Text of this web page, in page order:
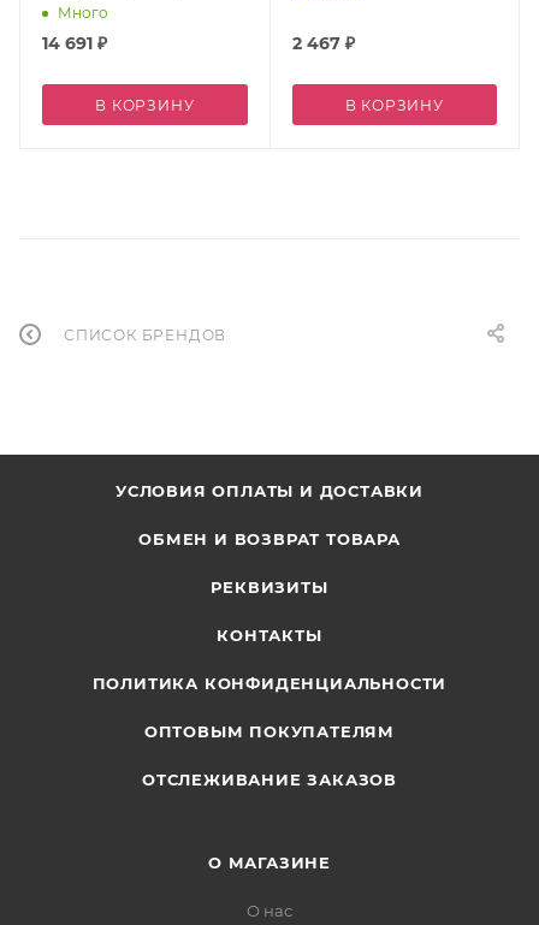
Много
14 691 ₽
В КОРЗИНУ
2 467₽
В КОРЗИНУ
СПИСОК БРЕНДОВ
УСЛОВИЯ ОПЛАТЫ И ДОСТАВКИ
ОБМЕН И ВОЗВРАТ ТОВАРА
РЕКВИЗИТЫ
КОНТАКТЫ
ПОЛИТИКА КОНФИДЕНЦИАЛЬНОСТИ
ОПТОВЫМ ПОКУПАТЕЛЯМ
ОТСЛЕЖИВАНИЕ ЗАКАЗОВ
О МАГАЗИНЕ
О нас